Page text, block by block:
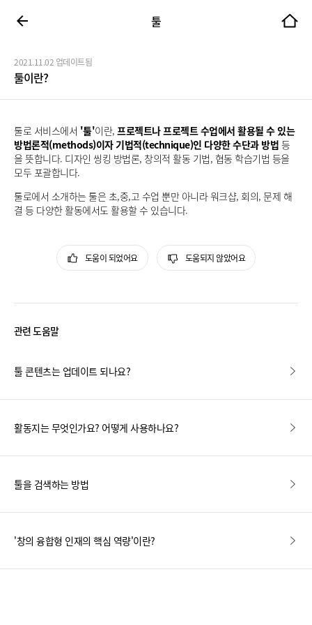
툴
2021.11.02 업데이트됨
툴이란?
툴로 서비스에서 '툴'이란, 프로젝트나 프로젝트 수업에서 활용될 수 있는
방법론적(methods)이자 기법적(technique)인 다양한 수단과 방법 등
을 뜻합니다. 디자인 씽킹 방법론, 창의적 활동 기법, 협동 학습기법 등을
모두 포괄합니다.
툴로에서 소개하는 툴은 초,중,고 수업 뿐만 아니라 워크샵, 회의, 문제 해
결 등 다양한 활동에서도 활용할 수 있습니다.
도움이 되었어요 도움되지 않았어요
관련 도움말
툴 콘텐츠는 업데이트 되나요?
활동지는 무엇인가요? 어떻게 사용하나요?
툴을 검색하는 방법
'창의 융합형 인재의 핵심 역량'이란?